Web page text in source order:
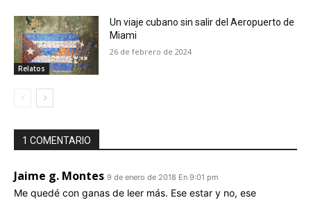
Relatos
Un viaje cubano sin salir del Aeropuerto de
Miami
26 de febrero de 2024
1 COMENTARIO
Jaime g. Montes 9 de enero de 2018 En 9:01 pm
Me quedé con ganas de leer más. Ese estar y no, ese